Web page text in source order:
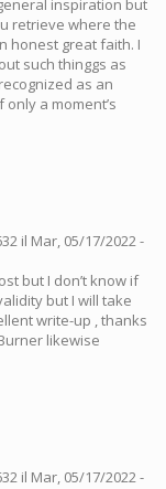
inspiration but
retrieve where the
honest great faith. I
such thinggs as
as an
a moment’s
il Mar, 05/17/2022 -
but I don’t know if
but I will take
write-up , thanks
likewise
il Mar, 05/17/2022 -